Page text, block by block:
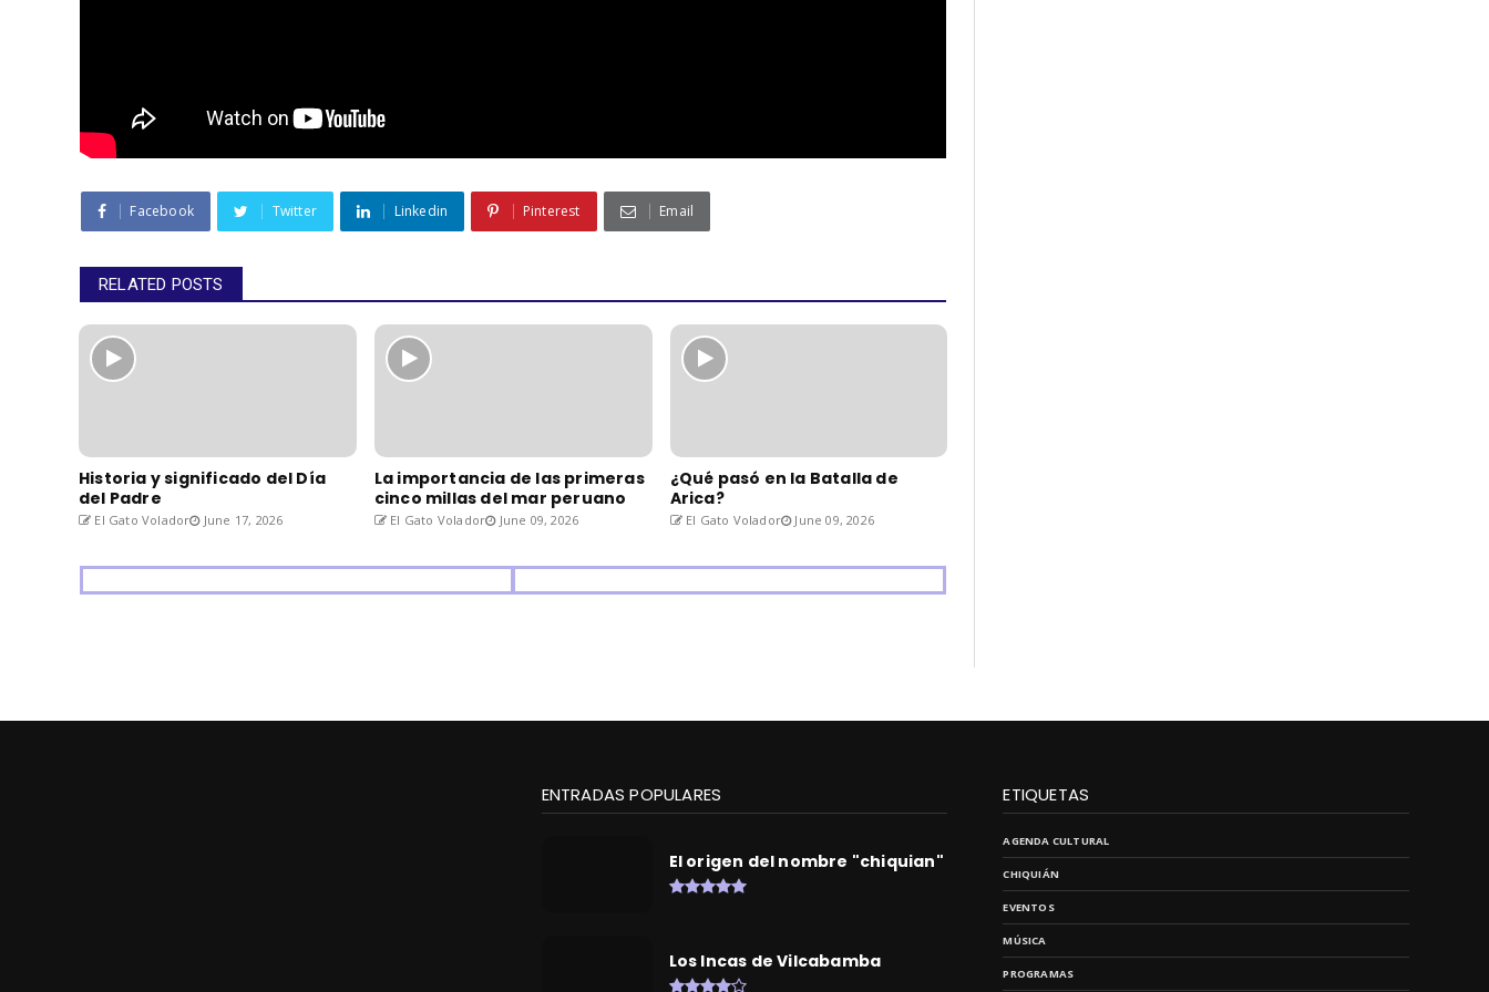
Facebook Twitter Linkedin Pinterest Email
RELATED POSTS
Historia y significado del Día
del Padre
El Gato Volador June 17, 2026
La importancia de las primeras
cinco millas del mar peruano
El Gato Volador June 09, 2026
¿Qué pasó en la Batalla de
Arica?
El Gato Volador June 09, 2026
ENTRADAS POPULARES
El origen del nombre "chiquian"
Los Incas de Vilcabamba
ETIQUETAS
AGENDA CULTURAL
CHIQUIÁN
EVENTOS
MÚSICA
PROGRAMAS